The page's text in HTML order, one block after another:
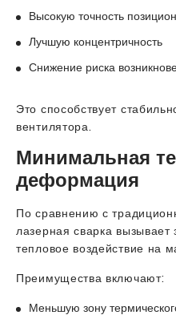
Высокую точность
Лучшую концентричность
Снижение риска
Это способствует
вентилятора.
Минимальная
деформация
По сравнению с
лазерная сварка
тепловое воздействие на
Преимущества включают:
Меньшую зону